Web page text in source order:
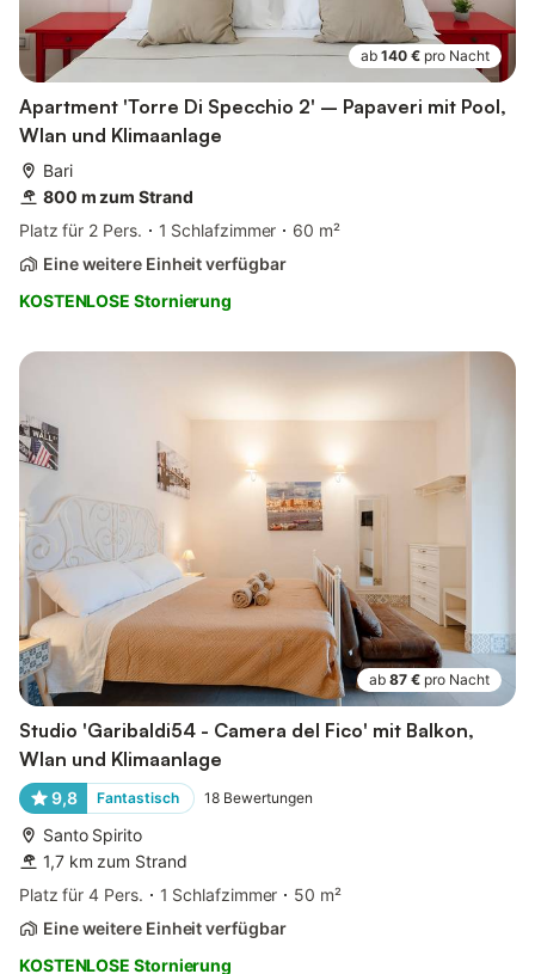
ab 140 € pro Nacht
Apartment 'Torre Di Specchio 2' – Papaveri mit Pool,
Wlan und Klimaanlage
Bari
800 m zum Strand
Platz für 2 Pers.
1 Schlafzimmer
60 m²
Eine weitere Einheit verfügbar
KOSTENLOSE Stornierung
ab 87 € pro Nacht
Studio 'Garibaldi54 - Camera del Fico' mit Balkon,
Wlan und Klimaanlage
9,8 Fantastisch 18 Bewertungen
Santo Spirito
1,7 km zum Strand
Platz für 4 Pers.
1 Schlafzimmer
50 m²
Eine weitere Einheit verfügbar
KOSTENLOSE Stornierung